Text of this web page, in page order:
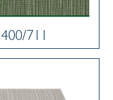
711